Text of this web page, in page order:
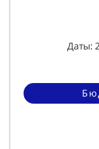
Даты: